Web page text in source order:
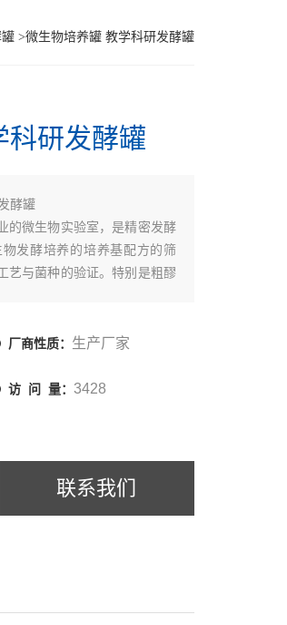
>微生物培养罐 教学科研发酵罐
科研发酵罐
酵罐
的微生物实验室，是精密发酵
发酵培养的培养基配方的筛
艺与菌种的验证。特别是粗醪
厂商性质： 生产厂家
访 问 量： 3428
联系我们